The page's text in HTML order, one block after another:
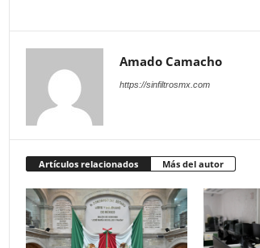
Amado Camacho
https://sinfiltrosmx.com
Artículos relacionados Más del autor